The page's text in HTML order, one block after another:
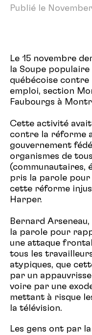
Publié le
Le 15 novembre
la Soupe
québécoise contre
emploi, section
Faubourgs à
Cette activité
contre la réforme
gouvernement
organismes de
(communautaires,
pris la parole pour
cette réforme
Harper.
Bernard
la parole pour
une attaque
tous les
atypiques, que
par un
voire par une
mettant à risque
la télévision.
Les gens ont par